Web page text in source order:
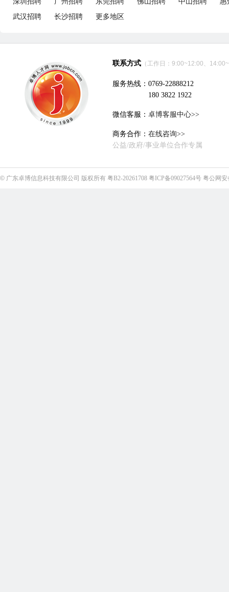
武汉招聘
长沙招聘 更多地区
联系方式 （工作日：9:00~12:00、
服务热线：0769-22888212
180 3822 1922
微信客服： 卓博客服中心>>
商务合作： 在线咨询>>
公益/政府/事业单位合作专属
© 广东卓博信息科技有限公司 版权所有 粤B2-20261708 粤ICP备09027564号 粤公网安